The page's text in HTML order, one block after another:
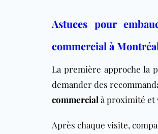
Astuces pour
commercial à
La première approche la
demander des
commercial à proximité et
Après chaque visite,